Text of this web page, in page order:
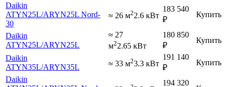
Daikin
ATYN25L/ARYN25L Nord-
30
≈ 26 м22.6 кВт
183 540
₽
Купить
Daikin
ATYN25L/ARYN25L
≈ 27
м22.65 кВт
180 850
₽
Купить
Daikin
ATYN35L/ARYN35L ≈ 33 м23.3 кВт
191 140
₽
Купить
Daikin
194 320